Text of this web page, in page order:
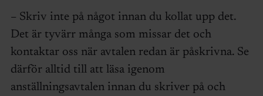
– Skriv inte på något innan du kollat upp det.
Det är tyvärr många som missar det och
kontaktar oss när avtalen redan är påskrivna. Se
därför alltid till att läsa igenom
anställningsavtalen innan du skriver på och